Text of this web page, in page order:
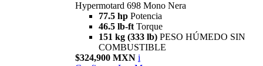
Hypermotard 698 Mono Nera
77.5 hp Potencia
46.5 lb-ft Torque
151 kg (333 lb) PESO HÚMEDO SIN
COMBUSTIBLE
$324,900 MXN i